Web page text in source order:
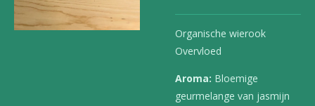
Organische wierook
Overvloed
Aroma: Bloemige
geurmelange van jasmijn